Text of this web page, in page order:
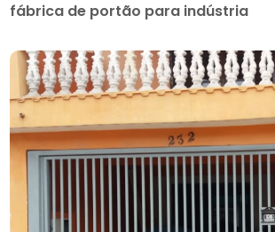
fábrica de portão para indústria